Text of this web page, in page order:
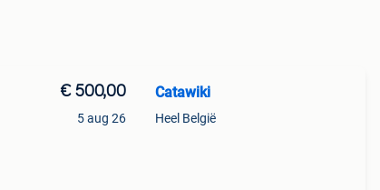
€ 500,00
5 aug 26
Catawiki
Heel België